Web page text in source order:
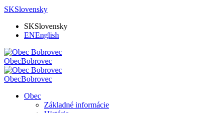
SKSlovensky
SKSlovensky
ENEnglish
ObecBobrovec
ObecBobrovec
Obec
Základné informácie